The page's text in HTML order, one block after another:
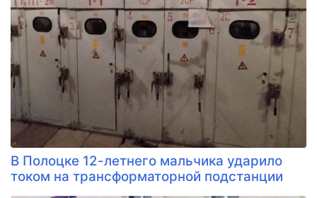
В Полоцке 12-летнего мальчика ударило
током на трансформаторной подстанции